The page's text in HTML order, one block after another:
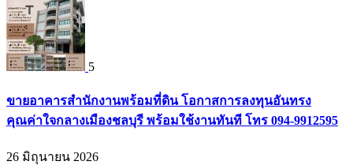
5
ขายอาคารสำนักงานพร้อมที่ดิน โอกาสการลงทุนอันทรง
คุณค่าใจกลางเมืองชลบุรี พร้อมใช้งานทันที โทร 094-9912595
26 มิถุนายน 2026